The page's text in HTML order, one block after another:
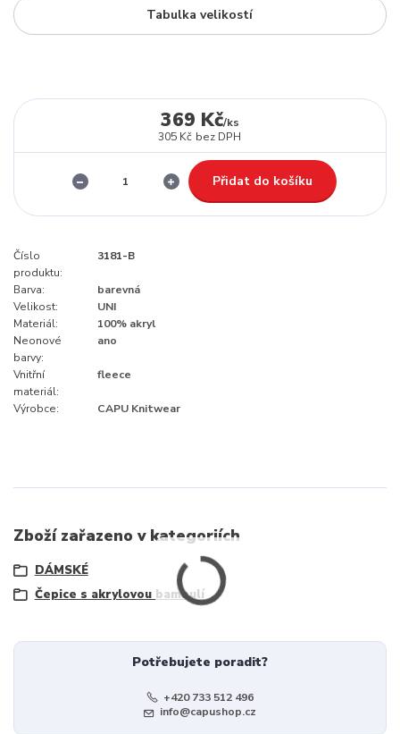
Tabulka velikostí
369 Kč/ks
305 Kč bez DPH
Přidat do košíku
Číslo
produktu:
3181-B
Barva:
barevná
Velikost:
UNI
Materiál:
100% akryl
Neonové
barvy:
ano
Vnitřní
materiál:
fleece
Výrobce: CAPU Knitwear
Zboží zařazeno v kategoriích
DÁMSKÉ
Čepice s akrylovou bambulí
Potřebujete poradit?
+420 733 512 496
info@capushop.cz